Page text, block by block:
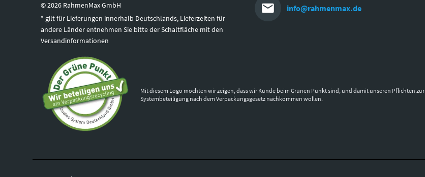
©2026 RahmenMax GmbH
* gilt für Lieferungen innerhalb Deutschlands, Lieferzeiten für
andere Länder entnehmen Sie bitte der Schaltfläche mit den
Versandinformationen
info@rahmenmax.de
Mit diesem Logo möchten wir zeigen, dass wir Kunde beim Grünen Punkt sind, und damit unseren Pflichten zur
Systembeteiligung nach dem Verpackungsgesetz nachkommen wollen.